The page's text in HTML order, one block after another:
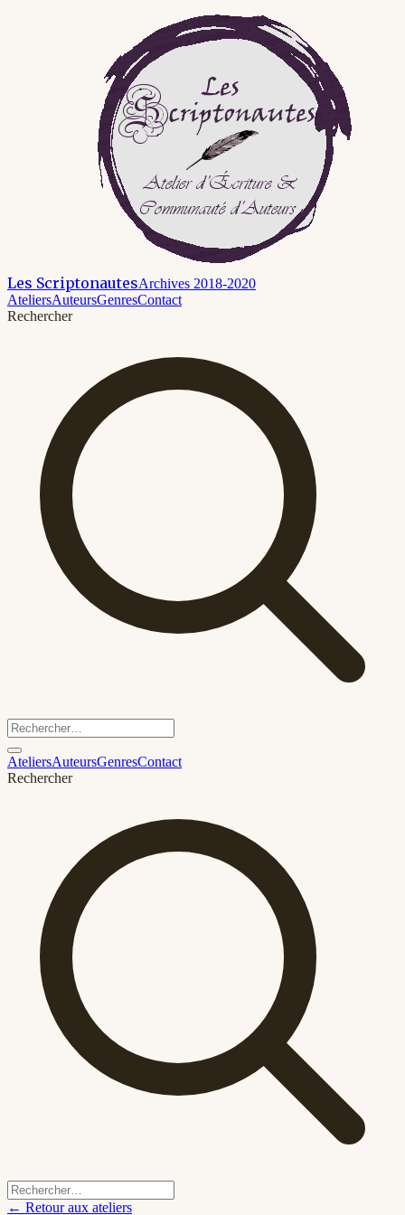
Les ScriptonautesArchives 2018-2020
AteliersAuteursGenresContact
Rechercher
AteliersAuteursGenresContact
Rechercher
← Retour aux ateliers